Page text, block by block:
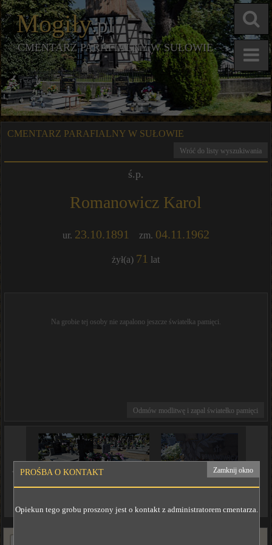
Mogiły.pl
CMENTARZ PARAFIALNY W SUŁOWIE
PROŚBA O KONTAKT Zamknij okno
Opiekun tego grobu proszony jest o kontakt z administratorem cmentarza.
CMENTARZ PARAFIALNY W SUŁOWIE
Wróć do listy wyszukiwania
ś.p.
Romanowicz Karol
ur. 23.10.1891 zm. 04.11.1962
żył(a) 71 lat
Na grobie tej osoby nie zapalono jeszcze światełka pamięci.
Odmów modlitwę i zapal światełko pamięci
◄ ►